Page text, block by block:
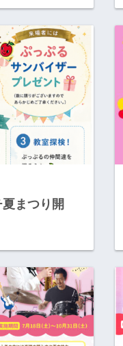
まつり開